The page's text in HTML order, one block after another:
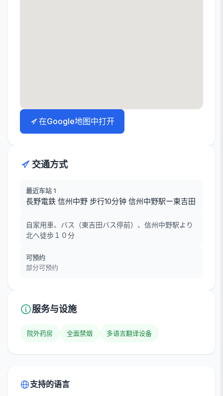
在Google地图中打开
交通方式
最近车站 1
長野電鉄 信州中野 步行10分钟 信州中野駅ー東吉田
自家用車、バス（東吉田バス停前）、信州中野駅より
北へ徒歩１０分
可预约
部分可预约
服务与设施
院外药房 全面禁烟 多语言翻译设备
支持的语言